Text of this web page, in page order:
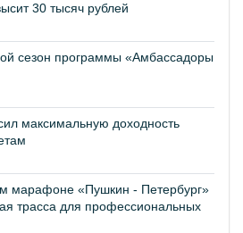
30 тысяч рублей
сезон программы «Амбассадоры
максимальную доходность
марафоне «Пушкин - Петербург»
трасса для профессиональных